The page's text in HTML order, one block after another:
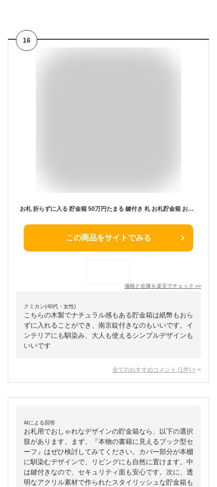
16
お札 折らずに入る 貯金箱 50万円たまる 鍵付き 札 お札貯金箱 お札用 鍵 かぎ 一万円札 千円札 千円貯金箱 紙幣 札専用 木製 お札専用 ちょきんばこ 開けられる 南京錠 開けれる CHURACY 送料無料
この商品をサイトでみる
価格と在庫を楽天でチェック >>
クミカン(40代・女性)
こちらの木製でナチュラル感もある貯金箱は紙幣もおら
ずに入れることができ、南京錠付きなのもいいです。イ
ンテリアにも馴染み、大人も使えるシンプルデザインも
いいです
全てのおすすめコメント (1 件) >
AIによる回答
お札用でおしゃれなデザインの貯金箱なら、以下の選択
肢があります。まず、『本物の書籍に見えるブック型セ
ーフ』はぜひ検討してみてください。カバー部分が本棚
に馴染むデザインで、リビングにも自然に置けます。中
は鍵付きなので、セキュリティ面も安心です。次に、透
明なアクリル素材で作られたスタイリッシュな貯金箱も